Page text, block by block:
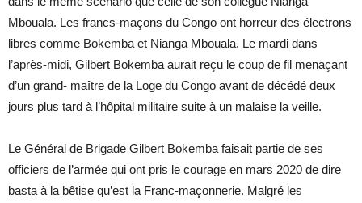
Mbouala. Les francs-maçons du Congo ont horreur des électrons
libres comme Bokemba et Nianga Mbouala. Le mardi dans
l’après-midi, Gilbert Bokemba aurait reçu le coup de fil menaçant
d’un grand- maître de la Loge du Congo avant de décédé deux
jours plus tard à l’hôpital militaire suite à un malaise la veille.
Le Général de Brigade Gilbert Bokemba faisait partie de ses
officiers de l’armée qui ont pris le courage en mars 2020 de dire
basta à la bêtise qu’est la Franc-maçonnerie. Malgré les